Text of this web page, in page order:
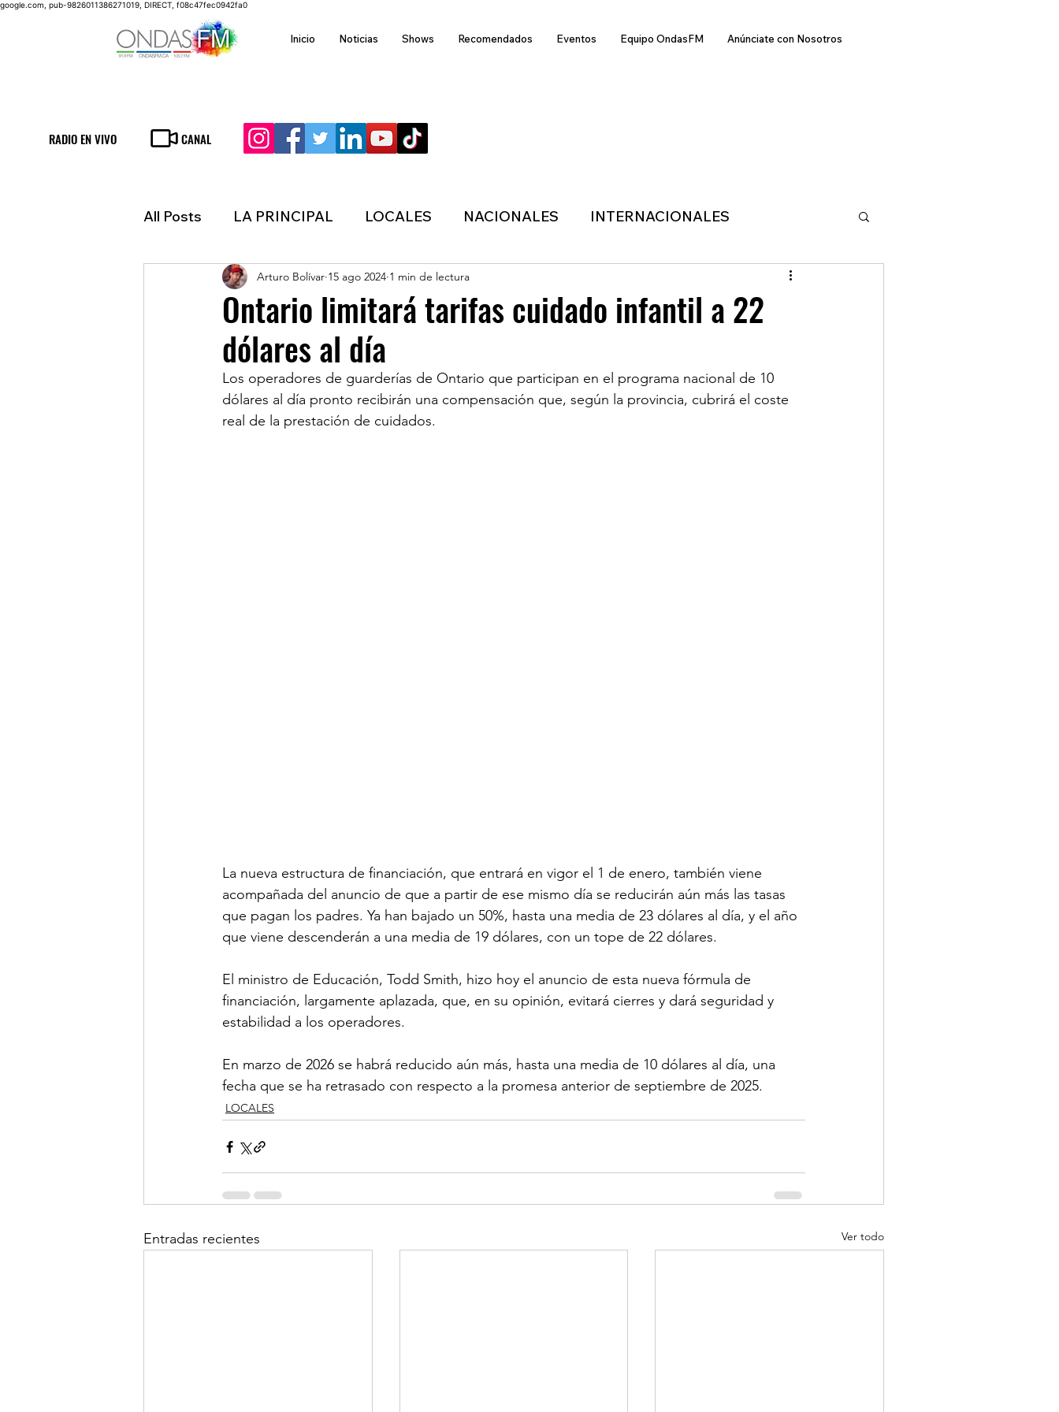
google.com, pub-9826011386271019, DIRECT, f08c47fec0942fa0
Inicio Noticias Shows Recomendados Eventos Equipo OndasFM Anúnciate con Nosotros
RADIO EN VIVO CANAL
All Posts LA PRINCIPAL LOCALES NACIONALES INTERNACIONALES
ESPECTACULOS FINANZAS ECONÓMICA TECNOLOGIA
LATINOAMERICA INMIGRACION
LINKS DE INTERES RECOMENDADO DE LA SEMANA REDES 20 MINUTOS
Ontario limitará tarifas cuidado infantil a 22
dólares al día
Arturo Bolívar 15 ago 2024 1 min de lectura
Los operadores de guarderías de Ontario que participan en el programa nacional de 10
dólares al día pronto recibirán una compensación que, según la provincia, cubrirá el coste
real de la prestación de cuidados.
La nueva estructura de financiación, que entrará en vigor el 1 de enero, también viene
acompañada del anuncio de que a partir de ese mismo día se reducirán aún más las tasas
que pagan los padres. Ya han bajado un 50%, hasta una media de 23 dólares al día, y el año
que viene descenderán a una media de 19 dólares, con un tope de 22 dólares.
El ministro de Educación, Todd Smith, hizo hoy el anuncio de esta nueva fórmula de
financiación, largamente aplazada, que, en su opinión, evitará cierres y dará seguridad y
estabilidad a los operadores.
En marzo de 2026 se habrá reducido aún más, hasta una media de 10 dólares al día, una
fecha que se ha retrasado con respecto a la promesa anterior de septiembre de 2025.
LOCALES
Entradas recientes Ver todo